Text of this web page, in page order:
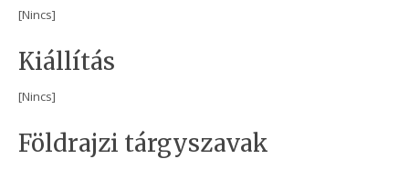
[Nincs]
Kiállítás
[Nincs]
Földrajzi tárgyszavak